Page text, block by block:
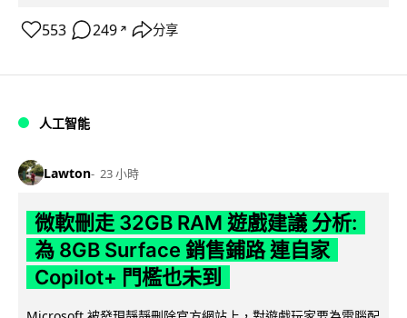
553 249 ↗ 分享
人工智能
Lawton 23 小時
微軟刪走 32GB RAM 遊戲建議 分析:
為 8GB Surface 銷售鋪路 連自家
Copilot+ 門檻也未到